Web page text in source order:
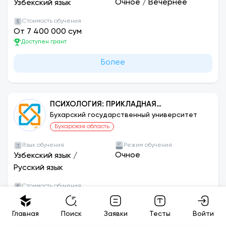
Узбекский язык Очное / Вечернее
Стоимость обучения
От 7 400 000 сум
Доступен грант
Более
ПСИХОЛОГИЯ: ПРИКЛАДНАЯ
ПСИХОЛОГИЯ
Бухарский государственный университет
Бухарская область
Язык обучения
Узбекский язык /
Русский язык
Режим обучения
Очное
Стоимость обучения
От 7 400 000 сум
Доступен грант
Главная Поиск Заявки Тесты Войти